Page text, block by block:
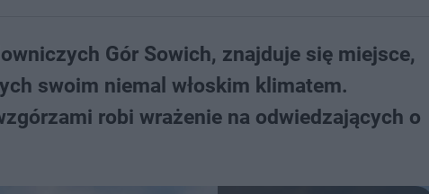
Gór Sowich, znajduje się miejsce,
swoim niemal włoskim klimatem.
robi wrażenie na odwiedzających o